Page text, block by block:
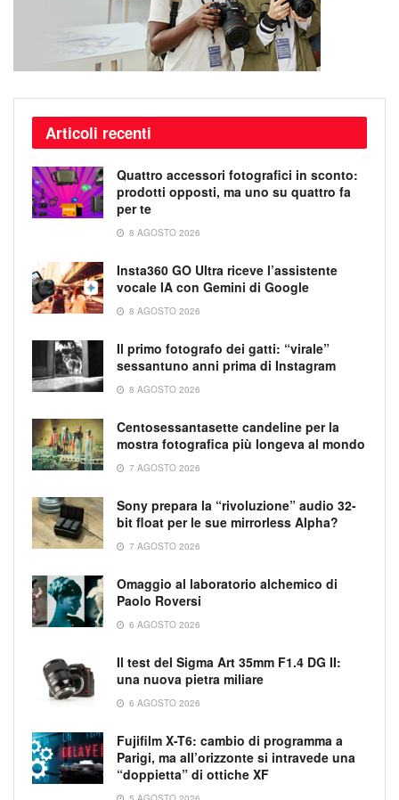
Articoli recenti
Quattro accessori fotografici in sconto:
prodotti opposti, ma uno su quattro fa
per te
8 AGOSTO 2026
Insta360 GO Ultra riceve l’assistente
vocale IA con Gemini di Google
8 AGOSTO 2026
Il primo fotografo dei gatti: “virale”
sessantuno anni prima di Instagram
8 AGOSTO 2026
Centosessantasette candeline per la
mostra fotografica più longeva al mondo
7 AGOSTO 2026
Sony prepara la “rivoluzione” audio 32-
bit float per le sue mirrorless Alpha?
7 AGOSTO 2026
Omaggio al laboratorio alchemico di
Paolo Roversi
6 AGOSTO 2026
Il test del Sigma Art 35mm F1.4 DG II:
una nuova pietra miliare
6 AGOSTO 2026
Fujifilm X-T6: cambio di programma a
Parigi, ma all’orizzonte si intravede una
“doppietta” di ottiche XF